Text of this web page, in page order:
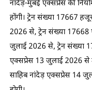
नांदेड़-मुंबई एक्सप्रेस की
होंगी। ट्रेन संख्या 17667
2026 से, ट्रेन संख्या 17668
जुलाई 2026 से, ट्रेन संख्या
एक्सप्रेस 13 जुलाई 2026 से
साहिब नांदेड़ एक्सप्रेस 14